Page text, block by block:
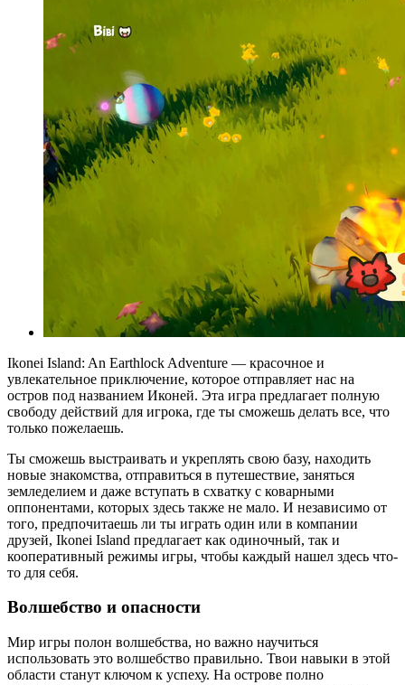
Ikonei Island: An Earthlock Adventure — красочное и
увлекательное приключение, которое отправляет нас на
остров под названием Иконей. Эта игра предлагает полную
свободу действий для игрока, где ты сможешь делать все, что
только пожелаешь.
Ты сможешь выстраивать и укреплять свою базу, находить
новые знакомства, отправиться в путешествие, заняться
земледелием и даже вступать в схватку с коварными
оппонентами, которых здесь также не мало. И независимо от
того, предпочитаешь ли ты играть один или в компании
друзей, Ikonei Island предлагает как одиночный, так и
кооперативный режимы игры, чтобы каждый нашел здесь что-
то для себя.
Волшебство и опасности
Мир игры полон волшебства, но важно научиться
использовать это волшебство правильно. Твои навыки в этой
области станут ключом к успеху. На острове полно